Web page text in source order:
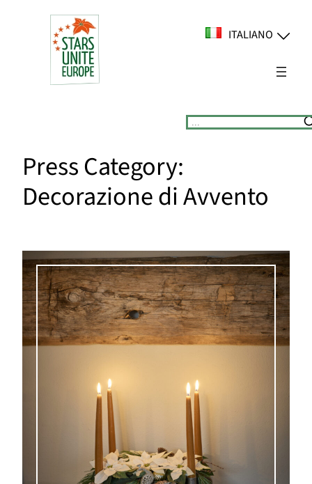
contenuto
ITALIANO
Suchen
Press Category:
Decorazione di Avvento